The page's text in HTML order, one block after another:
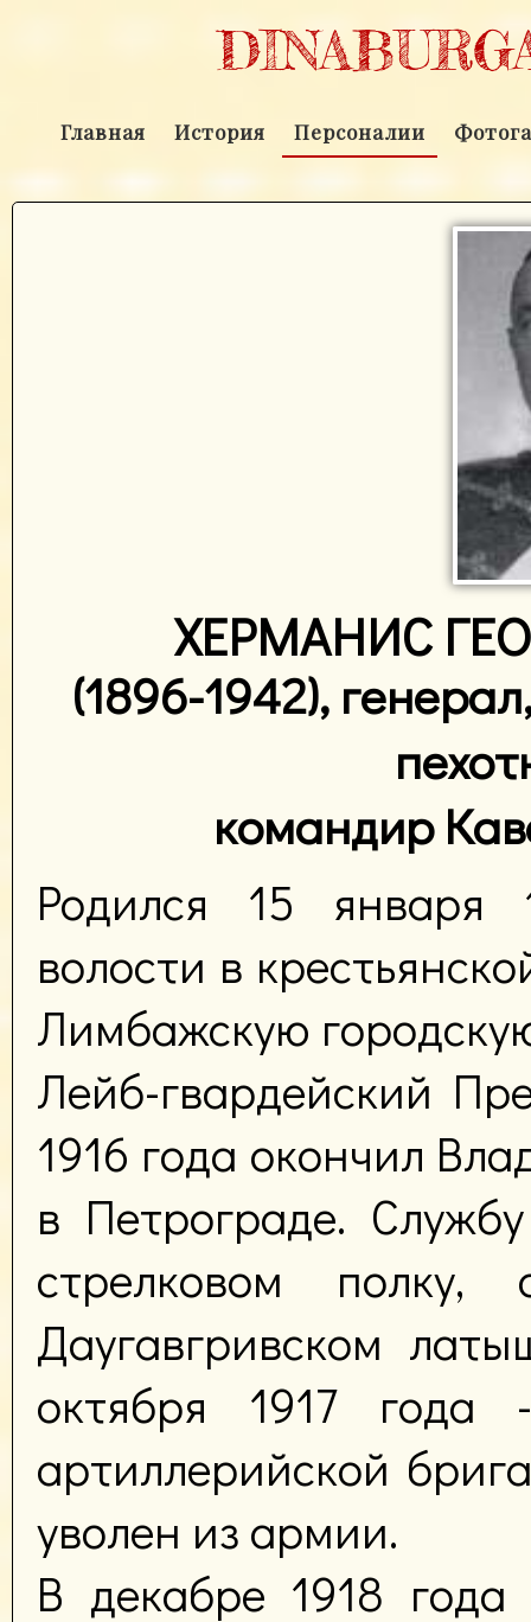
Главная История Персоналии
ХЕРМАНИС
(1896-1942),
командир
Родился 15
волости в
Лимбажскую
Лейб-гвардейский
1916 года окончил
в Петрограде.
стрелковом
Даугавгривском
октября 1917 года
артиллерийской
уволен из армии.
В декабре 1918